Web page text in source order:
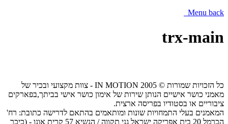
Menu back
trx-main
כל הזכויות שמורות © IN MOTION 2005 - צוות מקצועי ובכיר של
מאמני כושר אישיים הנותן שירות של אימון כושר אישי בביתך,בפארקים
ציבוריים או בסטודיו בפריסה ארצית.
המאמנים בעלי התמחויות שונות ומותאמים בהתאם לדרישה כתובת: רח'
הכרמל 20 בית אפריקה ישראל גני תקווה / הנשיא 57 קרית אונו - (כיכר